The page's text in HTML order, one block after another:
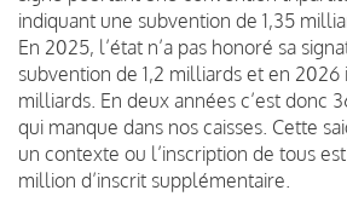
indiquant une subvention de 1,35
En 2025, l’état n’a pas honoré sa
subvention de 1,2 milliards et en 2026
milliards. En deux années c’est donc
qui manque dans nos caisses. Cette
un contexte ou l’inscription de tous
million d’inscrit supplémentaire.